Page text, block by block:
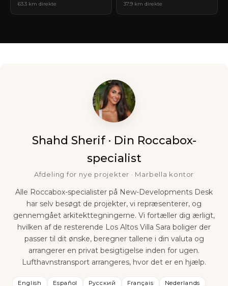
63.3 km direkte 37.9 km direkte
Shahd Sherif · Din Roccabox-
specialist
Afdeling for nye projekter · Marbella kontor
Alle Roccabox-specialister på New-Developments Desk
har selv besøgt de projekter, vi repræsenterer, og
gennemgået arkitekttegningerne. Vi fortæller dig ærligt,
hvilken af de resterende Los Altos Villa Sara boliger der
passer til dit ønske, beregner tallene i din valuta og
arrangerer en privat besigtigelse inden for ugen.
Lufthavnstransport arrangeres, hvor det er en hjælp.
English Español Русский Français
Nederlands